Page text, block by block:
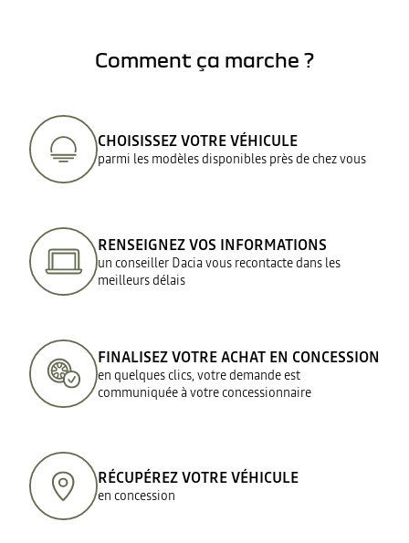
Comment ça marche ?
CHOISISSEZ VOTRE VÉHICULE
parmi les modèles disponibles près de chez vous
RENSEIGNEZ VOS INFORMATIONS
un conseiller Dacia vous recontacte dans les
meilleurs délais
FINALISEZ VOTRE ACHAT EN CONCESSION
en quelques clics, votre demande est
communiquée à votre concessionnaire
RÉCUPÉREZ VOTRE VÉHICULE
en concession